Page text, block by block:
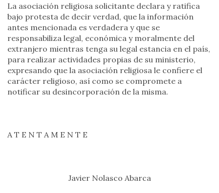
La asociación religiosa solicitante declara y ratifica
bajo protesta de decir verdad, que la información
antes mencionada es verdadera y que se
responsabiliza legal, económica y moralmente del
extranjero mientras tenga su legal estancia en el país,
para realizar actividades propias de su ministerio,
expresando que la asociación religiosa le confiere el
carácter religioso, así como se compromete a
notificar su desincorporación de la misma.
A T E N T A M E N T E
Javier Nolasco Abarca